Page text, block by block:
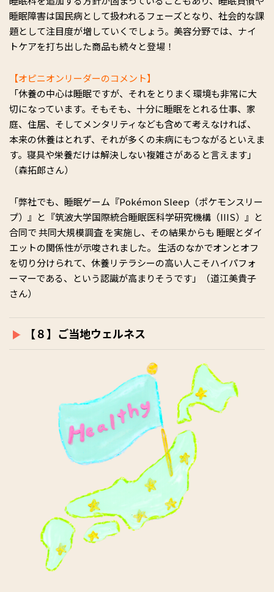
睡眠障害は国民病として扱われるフェーズとなり、社会的な課
題として注目度が増していくでしょう。美容分野では、ナイ
トケアを打ち出した商品も続々と登場！
【オピニオンリーダーのコメント】
「休養の中心は睡眠ですが、それをとりまく環境も非常に大
切になっています。そもそも、十分に睡眠をとれる仕事、家
庭、住居、そしてメンタリティなども含めて考えなければ、
本来の休養はとれず、それが多くの未病にもつながるといえま
す。寝具や栄養だけは解決しない複雑さがあると言えます」
（森拓郎さん）
「弊社でも、睡眠ゲーム『Pokémon Sleep（ポケモンスリー
プ）』と『筑波大学国際統合睡眠医科学研究機構（IIIS）』と
合同で 共同大規模調査 を実施し、その結果からも 睡眠とダイ
エットの関係性が示唆されました。 生活のなかでオンとオフ
を切り分けられて、休養リテラシーの高い人こそハイパフォ
ーマーである、という認識が高まりそうです」（道江美貴子
さん）
【８】ご当地ウェルネス